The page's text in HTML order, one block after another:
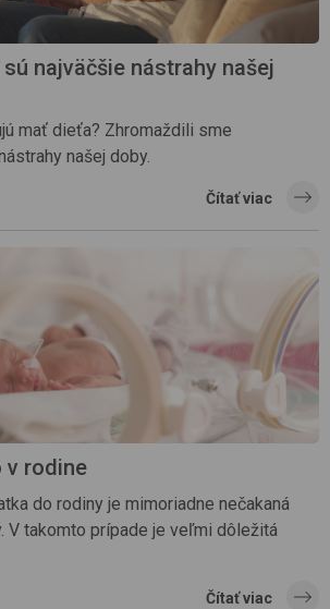
najväčšie nástrahy našej
mať dieťa? Zhromaždili sme
našej doby.
Čítať viac
v rodine
do rodiny je mimoriadne nečakaná
V takomto prípade je veľmi dôležitá
Čítať viac